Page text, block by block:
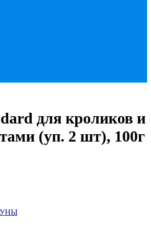
для кроликов и
(уп. 2 шт), 100г